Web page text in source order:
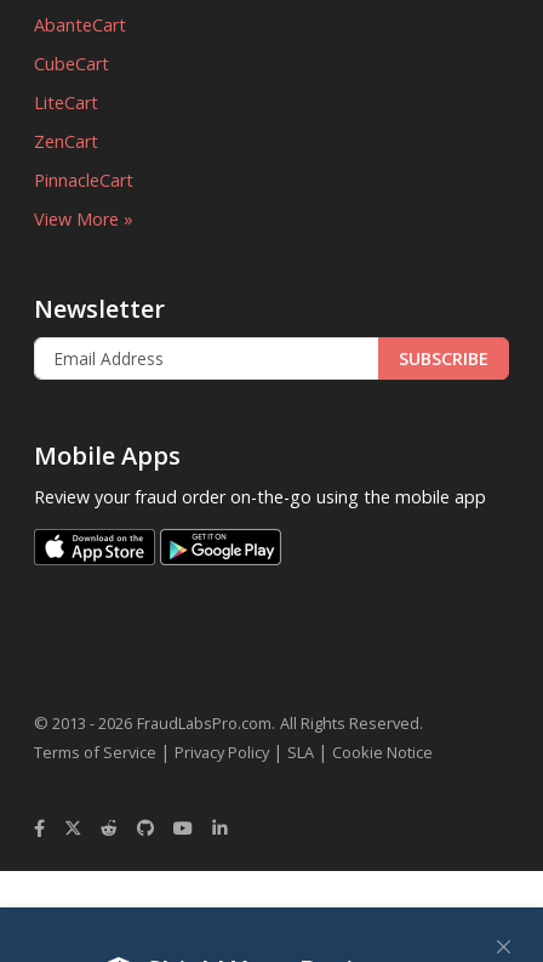
AbanteCart
CubeCart
LiteCart
ZenCart
PinnacleCart
View More »
Newsletter
SUBSCRIBE
Mobile Apps
Review your fraud order on-the-go using the mobile app
© 2013 - 2026 FraudLabsPro.com. All Rights Reserved.
Terms of Service | Privacy Policy| SLA | Cookie Notice